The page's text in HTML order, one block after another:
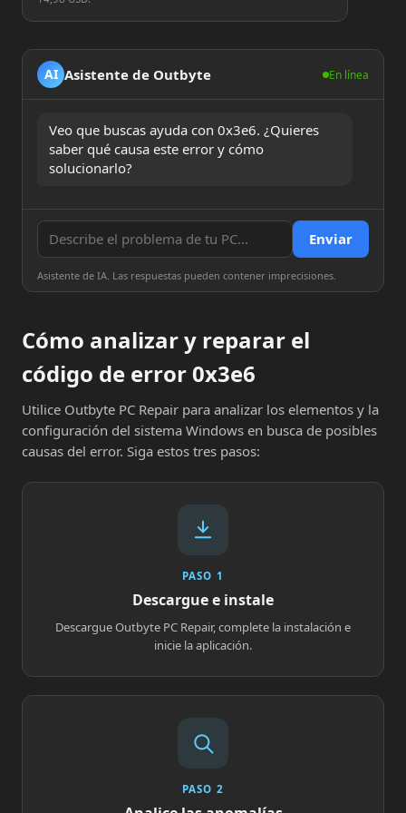
AI Asistente de Outbyte En línea
Veo que buscas ayuda con 0x3e6. ¿Quieres
saber qué causa este error y cómo
solucionarlo?
Enviar
Asistente de IA. Las respuestas pueden contener imprecisiones.
Cómo analizar y reparar el
código de error 0x3e6
Utilice Outbyte PC Repair para analizar los elementos y la
configuración del sistema Windows en busca de posibles
causas del error. Siga estos tres pasos:
PASO 1
Descargue e instale
Descargue Outbyte PC Repair, complete la instalación e
inicie la aplicación.
PASO 2